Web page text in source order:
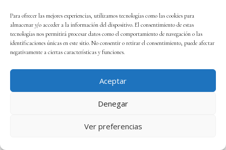
Para ofrecer las mejores experiencias, utilizamos tecnologías como las cookies para
almacenar y/o acceder a la información del dispositivo. El consentimiento de estas
tecnologías nos permitirá procesar datos como el comportamiento de navegación o las
identificaciones únicas en este sitio. No consentir o retirar el consentimiento, puede afectar
negativamente a ciertas características y funciones.
Aceptar
Denegar
Ver preferencias